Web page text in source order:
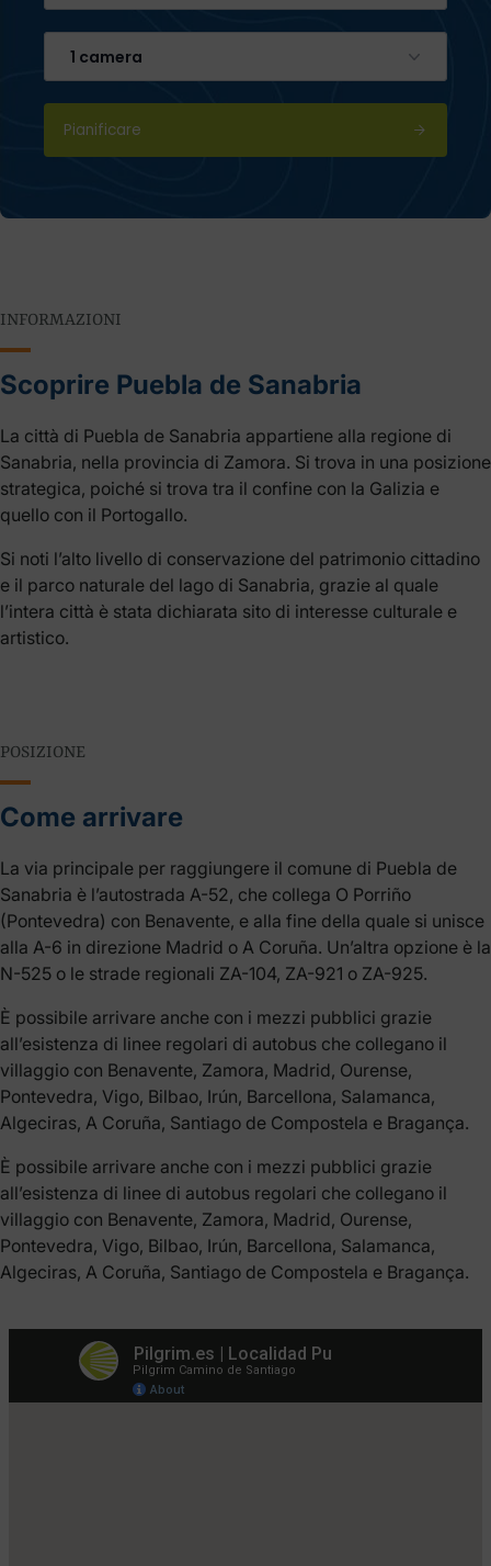
1 camera
Pianificare
INFORMAZIONI
Scoprire Puebla de Sanabria
La città di Puebla de Sanabria appartiene alla regione di
Sanabria, nella provincia di Zamora. Si trova in una posizione
strategica, poiché si trova tra il confine con la Galizia e
quello con il Portogallo.
Si noti l’alto livello di conservazione del patrimonio cittadino
e il parco naturale del lago di Sanabria, grazie al quale
l’intera città è stata dichiarata sito di interesse culturale e
artistico.
POSIZIONE
Come arrivare
La via principale per raggiungere il comune di Puebla de
Sanabria è l’autostrada A-52, che collega O Porriño
(Pontevedra) con Benavente, e alla fine della quale si unisce
alla A-6 in direzione Madrid o A Coruña. Un’altra opzione è la
N-525 o le strade regionali ZA-104, ZA-921 o ZA-925.
È possibile arrivare anche con i mezzi pubblici grazie
all’esistenza di linee regolari di autobus che collegano il
villaggio con Benavente, Zamora, Madrid, Ourense,
Pontevedra, Vigo, Bilbao, Irún, Barcellona, Salamanca,
Algeciras, A Coruña, Santiago de Compostela e Bragança.
È possibile arrivare anche con i mezzi pubblici grazie
all’esistenza di linee di autobus regolari che collegano il
villaggio con Benavente, Zamora, Madrid, Ourense,
Pontevedra, Vigo, Bilbao, Irún, Barcellona, Salamanca,
Algeciras, A Coruña, Santiago de Compostela e Bragança.